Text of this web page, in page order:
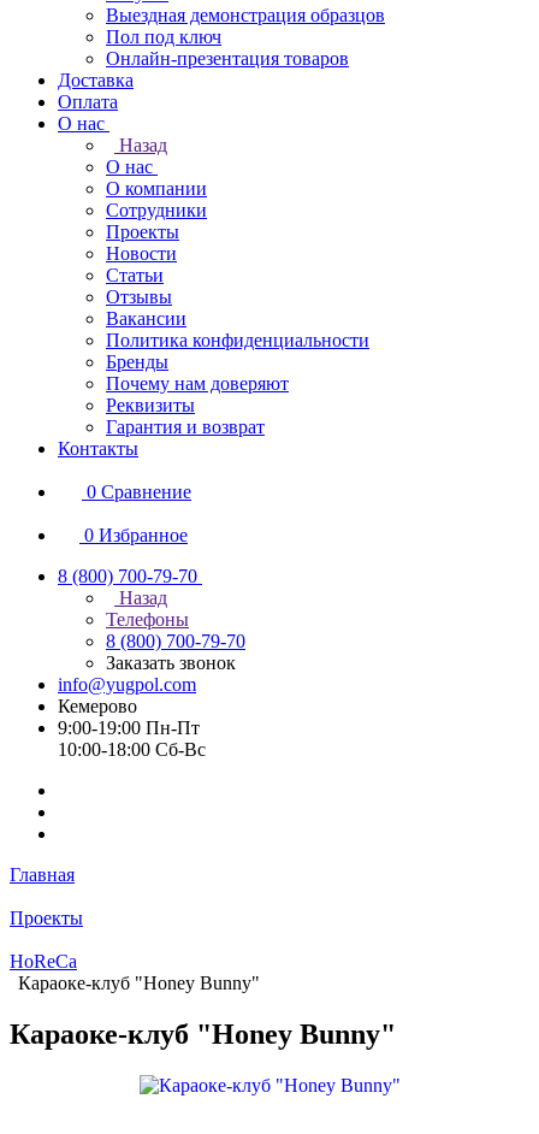
Выездная демонстрация образцов
Пол под ключ
Онлайн-презентация товаров
Доставка
Оплата
О нас
Назад
О нас
О компании
Сотрудники
Проекты
Новости
Статьи
Отзывы
Вакансии
Политика конфиденциальности
Бренды
Почему нам доверяют
Реквизиты
Гарантия и возврат
Контакты
0 Сравнение
0 Избранное
8 (800) 700-79-70
Назад
Телефоны
8 (800) 700-79-70
Заказать звонок
info@yugpol.com
Кемерово
9:00-19:00 Пн-Пт
10:00-18:00 Cб-Вс
Главная
Проекты
HoReCa
Караоке-клуб "Honey Bunny"
Караоке-клуб "Honey Bunny"